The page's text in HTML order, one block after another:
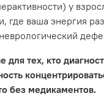
у
где ваша энергия
тех, кто
без медикаментов.